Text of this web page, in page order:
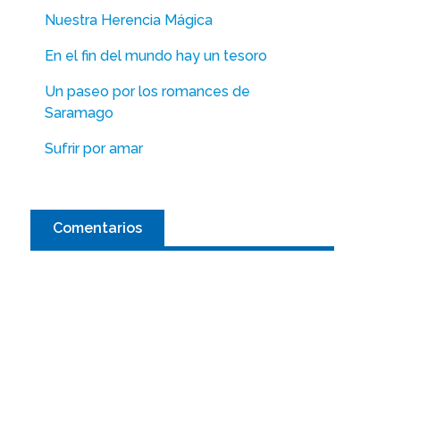
Nuestra Herencia Mágica
En el fin del mundo hay un tesoro
Un paseo por los romances de
Saramago
Sufrir por amar
Comentarios